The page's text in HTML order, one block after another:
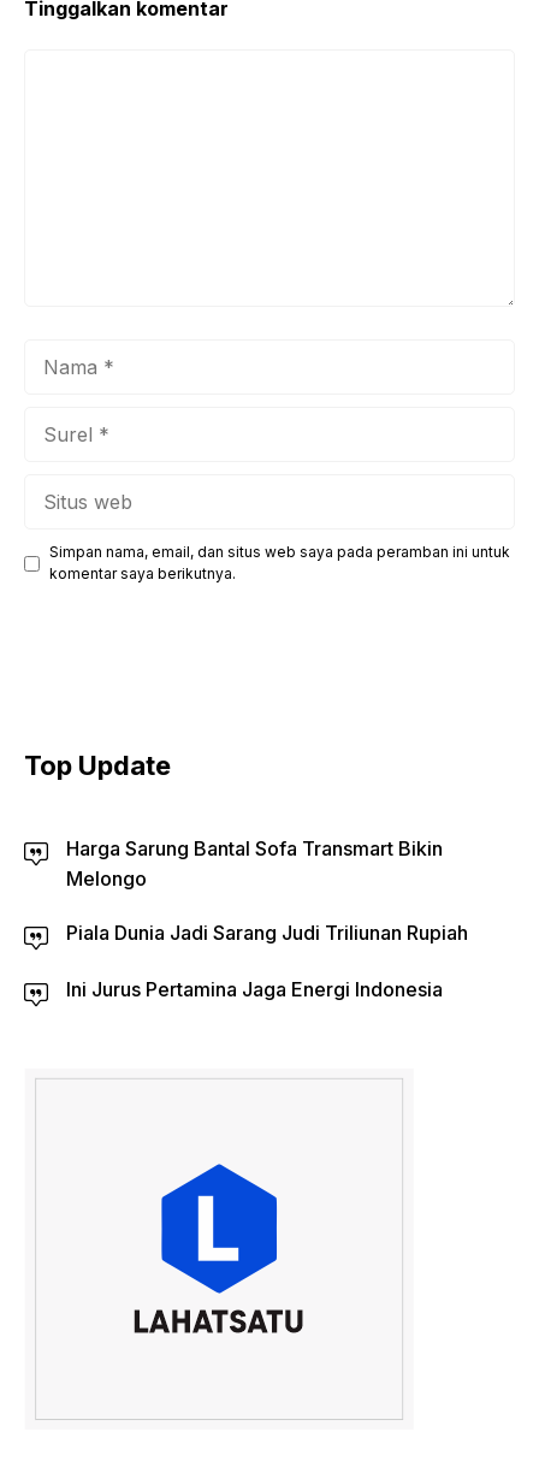
Tinggalkan komentar
Simpan nama, email, dan situs web saya pada peramban ini untuk
komentar saya berikutnya.
Top Update
Harga Sarung Bantal Sofa Transmart Bikin
Melongo
Piala Dunia Jadi Sarang Judi Triliunan Rupiah
Ini Jurus Pertamina Jaga Energi Indonesia